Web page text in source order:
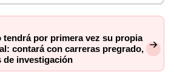
por primera vez su propia
contará con carreras pregrado,
de investigación